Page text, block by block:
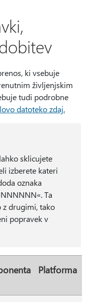
ki vsebuje
življenjskim
tudi podrobne
datoteko zdaj.
sklicujete
izberete kateri
oznaka
Ta
z drugimi, tako
popravek v
Platforma